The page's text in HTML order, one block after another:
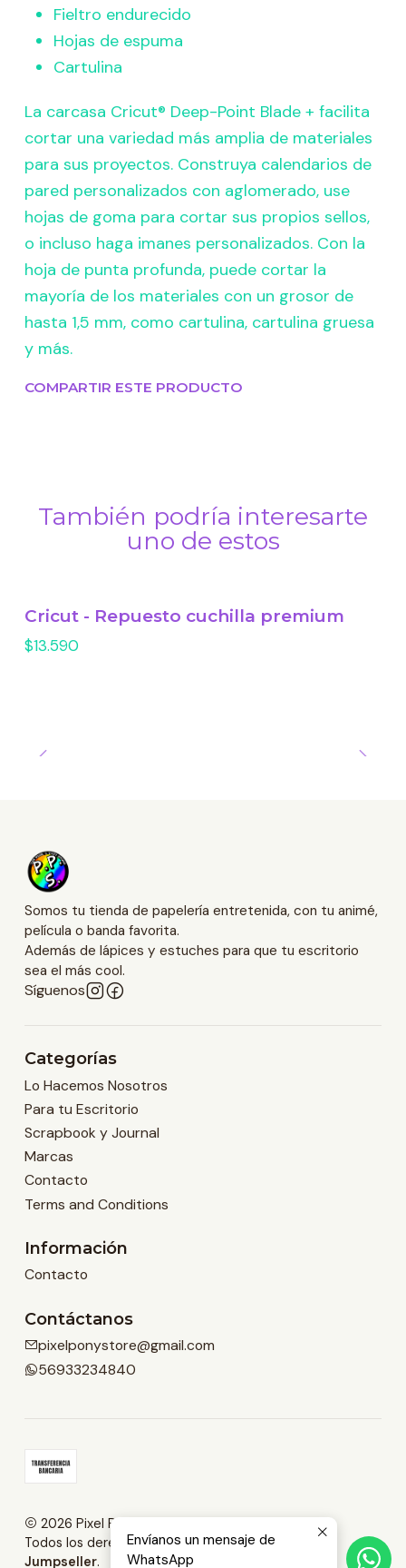
Fieltro endurecido
Hojas de espuma
Cartulina
La carcasa Cricut® Deep-Point Blade + facilita
cortar una variedad más amplia de materiales
para sus proyectos. Construya calendarios de
pared personalizados con aglomerado, use
hojas de goma para cortar sus propios sellos,
o incluso haga imanes personalizados. Con la
hoja de punta profunda, puede cortar la
mayoría de los materiales con un grosor de
hasta 1,5 mm, como cartulina, cartulina gruesa
y más.
COMPARTIR ESTE PRODUCTO
También podría interesarte
uno de estos
Cricut - Repuesto cuchilla premium
$13.590
Somos tu tienda de papelería entretenida, con tu animé,
película o banda favorita.
Además de lápices y estuches para que tu escritorio
sea el más cool.
Síguenos
Categorías
Lo Hacemos Nosotros
Para tu Escritorio
Scrapbook y Journal
Marcas
Contacto
Terms and Conditions
Información
Contacto
Contáctanos
pixelponystore@gmail.com
56933234840
2026 Pixel Pony Store.
Todos los derechos reservados.Desarrollado por
Jumpseller.
Envíanos un mensaje de
WhatsApp